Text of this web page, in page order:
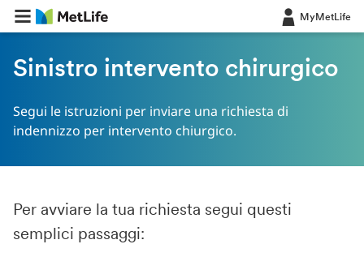
MyMetLife
Sinistro intervento chirurgico
Segui le istruzioni per inviare una richiesta di
indennizzo per intervento chiurgico.
Per avviare la tua richiesta segui questi
semplici passaggi: